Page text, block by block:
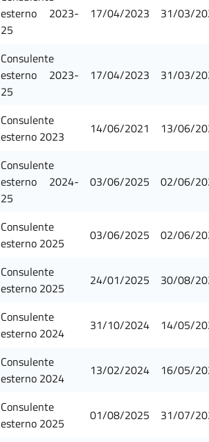
esterno 2023-
25
17/04/2023 31/03/
Consulente
esterno 2023-
25
17/04/2023 31/03/
Consulente
esterno 2023
14/06/2021 13/06/
Consulente
esterno 2024-
25
03/06/2025 02/06/
Consulente
esterno 2025
03/06/2025 02/06/
Consulente
esterno 2025
24/01/2025 30/08/
Consulente
esterno 2024
31/10/2024 14/05/
Consulente
esterno 2024
13/02/2024 16/05/
Consulente
esterno 2025
01/08/2025 31/07/